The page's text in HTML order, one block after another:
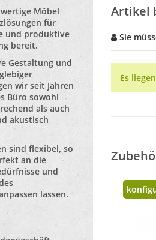
Möbel
für
und produktive
bereit.
Gestaltung und
wir seit Jahren
Büro sowohl
als auch
akustisch
sind flexibel, so
an die
und
lassen.
Artikel
Sie
Es